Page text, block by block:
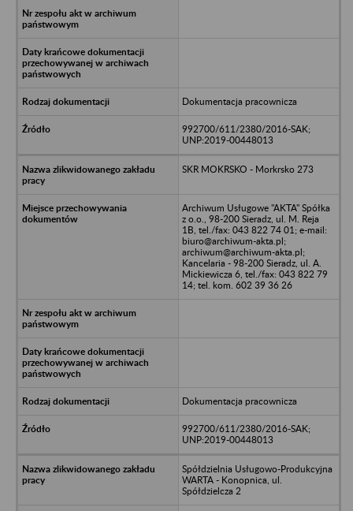
Dokumentacja pracownicza
992700/611/2380/2016-SAK;
UNP:2019-00448013
SKR MOKRSKO - Morkrsko 273
Archiwum Usługowe "AKTA" Spółka
z o.o., 98-200 Sieradz, ul. M. Reja
1B, tel./fax: 043 822 74 01; e-mail:
biuro@archiwum-akta.pl;
archiwum@archiwum-akta.pl;
Kancelaria - 98-200 Sieradz, ul. A.
Mickiewicza 6, tel./fax: 043 822 79
14; tel. kom. 602 39 36 26
Dokumentacja pracownicza
992700/611/2380/2016-SAK;
UNP:2019-00448013
Spółdzielnia Usługowo-Produkcyjna
WARTA - Konopnica, ul.
Spółdzielcza 2